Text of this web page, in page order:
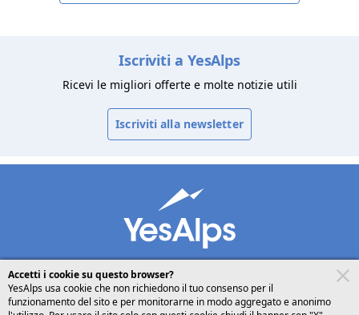
Iscriviti a YesAlps
Ricevi le migliori offerte e molte notizie utili
Iscriviti alla newsletter
Accetti i cookie su questo browser?
YesAlps usa cookie che non richiedono il tuo consenso per il
funzionamento del sito e per monitorarne in modo aggregato e anonimo